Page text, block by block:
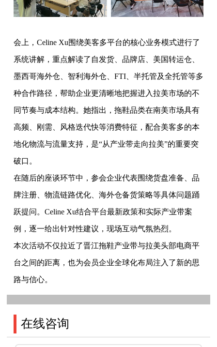
会上，Celine Xu围绕美客多平台的核心业务模式进行了
系统讲解，重点解读了自发货、品牌店、美国转运仓、
墨西哥海外仓、智利海外仓、FTI、半托管及全托管等多
种合作路径，帮助企业更清晰地把握进入拉美市场的不
同节奏与成本结构。她指出，拖鞋品类在南美市场具有
高频、刚需、风格迭代快等消费特征，配合美客多的本
地化物流与流量支持，是“从产业带走向拉美”的重要突
破口。
在随后的座谈环节中，参会企业代表围绕货盘准备、品
牌注册、物流链路优化、海外仓备货策略等具体问题踊
跃提问。Celine Xu结合平台最新政策和实际产业带案
例，逐一给出针对性建议，现场互动气氛热烈。
本次活动不仅拉近了晋江拖鞋产业带与拉美头部电商平
台之间的距离，也为会员企业全球化布局注入了新的思
路与信心。
在线咨询